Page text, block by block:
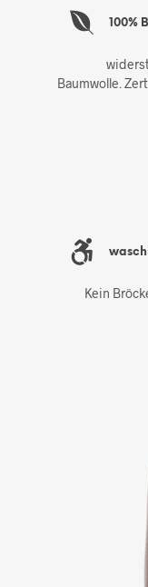
100%
Baumwolle.
Kein